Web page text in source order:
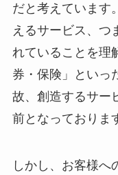
だと考えています
えるサービス、つ
れていることを理
券・保険」といっ
故、創造するサー
前となっておりま
しかし、お客様へ